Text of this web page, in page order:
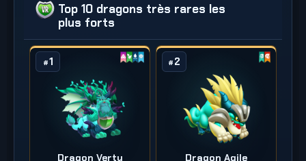
Top 10 dragons très rares les
plus forts
#1
Dragon Vertu
# 2
Dragon Agile